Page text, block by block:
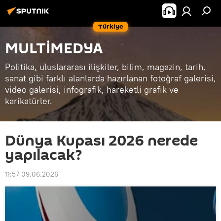
Türkiye
MULTİMEDYA
Politika, uluslararası ilişkiler, bilim, magazin, tarih,
sanat gibi farklı alanlarda hazırlanan fotoğraf galerisi,
video galerisi, infografik, hareketli grafik ve
karikatürler.
Dünya Kupası 2026 nerede
yapılacak?
11:57 09.06.2026